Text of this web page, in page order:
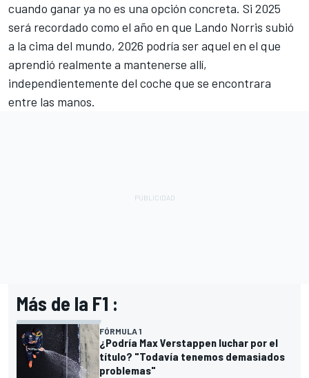
cuando ganar ya no es una opción concreta. Si 2025
será recordado como el año en que Lando Norris subió
a la cima del mundo, 2026 podría ser aquel en el que
aprendió realmente a mantenerse allí,
independientemente del coche que se encontrara
entre las manos.
Más de la F1 :
FÓRMULA 1
¿Podría Max Verstappen luchar por el
título? "Todavía tenemos demasiados
problemas"